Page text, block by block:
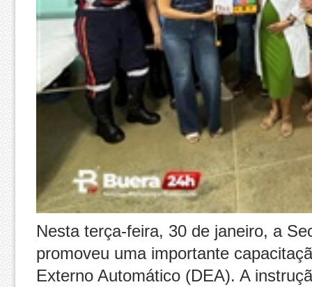
Nesta terça-feira, 30 de janeiro, a
promoveu uma importante
Externo Automático (DEA). A